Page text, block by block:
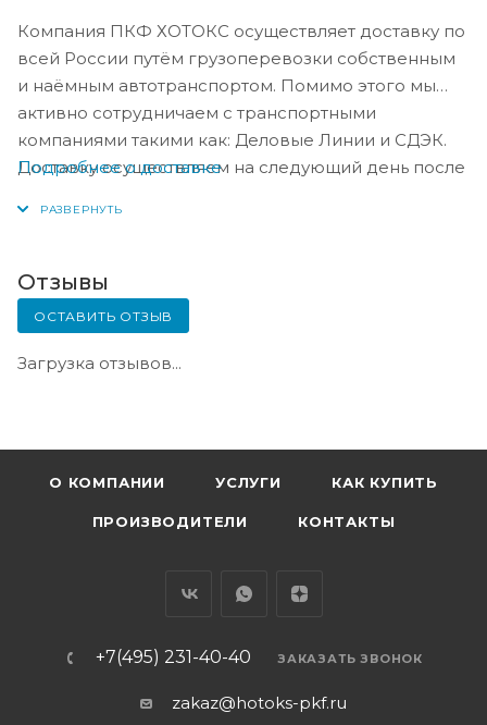
Компания ПКФ ХОТОКС осуществляет доставку по
всей России путём грузоперевозки собственным
и наёмным автотранспортом. Помимо этого мы
активно сотрудничаем с транспортными
компаниями такими как: Деловые Линии и СДЭК.
Доставку осуществляем на следующий день после
Подробнее о доставке
Отзывы
ОСТАВИТЬ ОТЗЫВ
Загрузка отзывов...
О КОМПАНИИ УСЛУГИ КАК КУПИТЬ
ПРОИЗВОДИТЕЛИ КОНТАКТЫ
+7(495) 231-40-40 ЗАКАЗАТЬ ЗВОНОК
zakaz@hotoks-pkf.ru